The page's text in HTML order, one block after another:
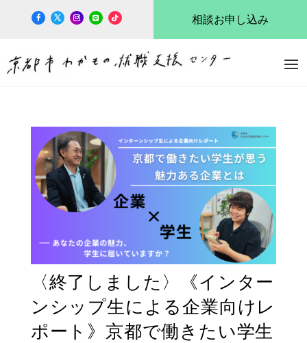
相談お申し込み
〈終了しました〉《インター
ンシップ生による企業向けレ
ポート》京都で働きたい学生